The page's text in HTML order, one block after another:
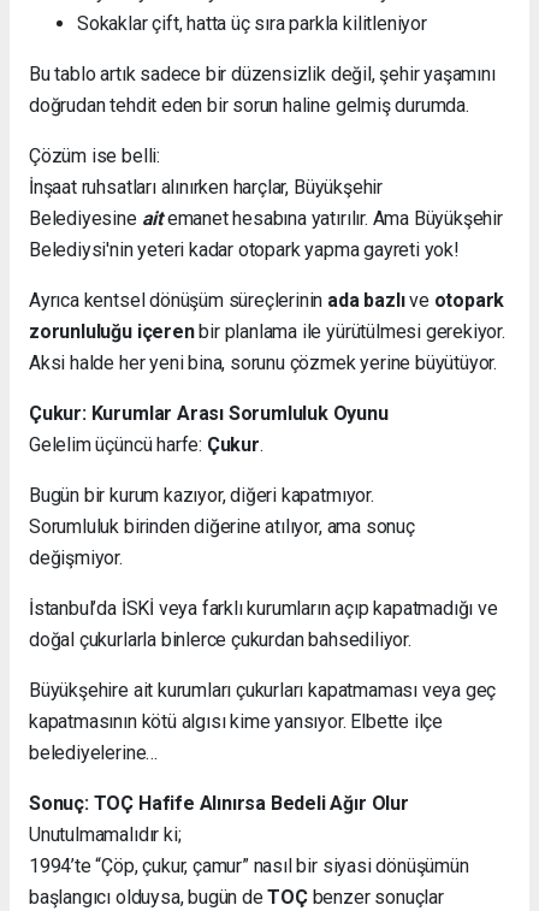
Sokaklar çift, hatta üç sıra parkla kilitleniyor
Bu tablo artık sadece bir düzensizlik değil, şehir yaşamını
doğrudan tehdit eden bir sorun haline gelmiş durumda.
Çözüm ise belli:
İnşaat ruhsatları alınırken harçlar, Büyükşehir
Belediyesine aitemanet hesabına yatırılır. Ama Büyükşehir
Belediysi'nin yeteri kadar otopark yapma gayreti yok!
Ayrıca kentsel dönüşüm süreçlerinin ada bazlıve otopark
zorunluluğu içerenbir planlama ile yürütülmesi gerekiyor.
Aksi halde her yeni bina, sorunu çözmek yerine büyütüyor.
Çukur: Kurumlar Arası Sorumluluk Oyunu
Gelelim üçüncü harfe: Çukur.
Bugün bir kurum kazıyor, diğeri kapatmıyor.
Sorumluluk birinden diğerine atılıyor, ama sonuç
değişmiyor.
İstanbul’da İSKİ veya farklı kurumların açıp kapatmadığı ve
doğal çukurlarla binlerce çukurdan bahsediliyor.
Büyükşehire ait kurumları çukurları kapatmaması veya geç
kapatmasının kötü algısı kime yansıyor. Elbette ilçe
belediyelerine…
Sonuç: TOÇ Hafife Alınırsa Bedeli Ağır Olur
Unutulmamalıdır ki;
1994’te “Çöp, çukur, çamur” nasıl bir siyasi dönüşümün
başlangıcı olduysa, bugün deTOÇbenzer sonuçlar